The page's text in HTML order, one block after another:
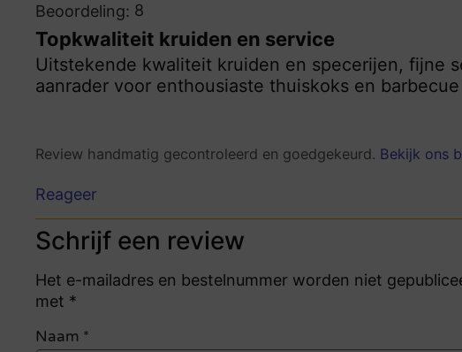
Beoordeling: 8
Topkwaliteit kruiden en service
Uitstekende kwaliteit kruiden en specerijen, fijne
aanrader voor enthousiaste thuiskoks en
Review handmatig gecontroleerd en goedgekeurd. Bekijk ons
Reageer
Schrijf een review
Het e-mailadres en bestelnummer worden niet
met *
Naam *